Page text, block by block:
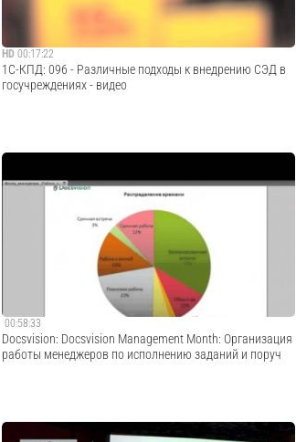
HD 00:17:22
1С-КПД: 096 - Различные подходы к внедрению СЭД в
госучреждениях - видео
· · · · · · · · · · · · · · · · · · · · · · · · · · · · · · · · · · · · · · · · · · · · · · ·
по ссылке: http://elektronnij-dokumentooborot.1c-
kpd.ru/demo/?utm_source=youtube · · · · · ·...
Cмотреть видео
00:58:33
Docsvision: Docsvision Management Month: Организация
работы менеджеров по исполнению заданий и поруч